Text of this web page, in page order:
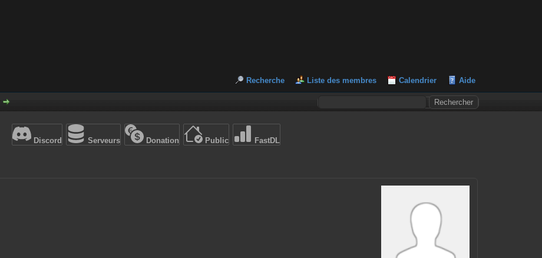
Recherche Liste des membres Calendrier Aide
Discord Serveurs Donation Public FastDL